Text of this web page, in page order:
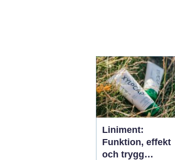
Liniment:
Funktion, effekt
och trygg